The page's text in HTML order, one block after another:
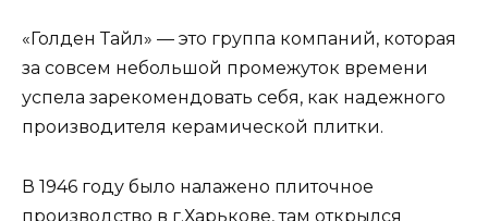
«Голден Тайл» — это группа компаний, которая
за совсем небольшой промежуток времени
успела зарекомендовать себя, как надежного
производителя керамической плитки.
В 1946 году было налажено плиточное
производство в г.Харькове, там открылся